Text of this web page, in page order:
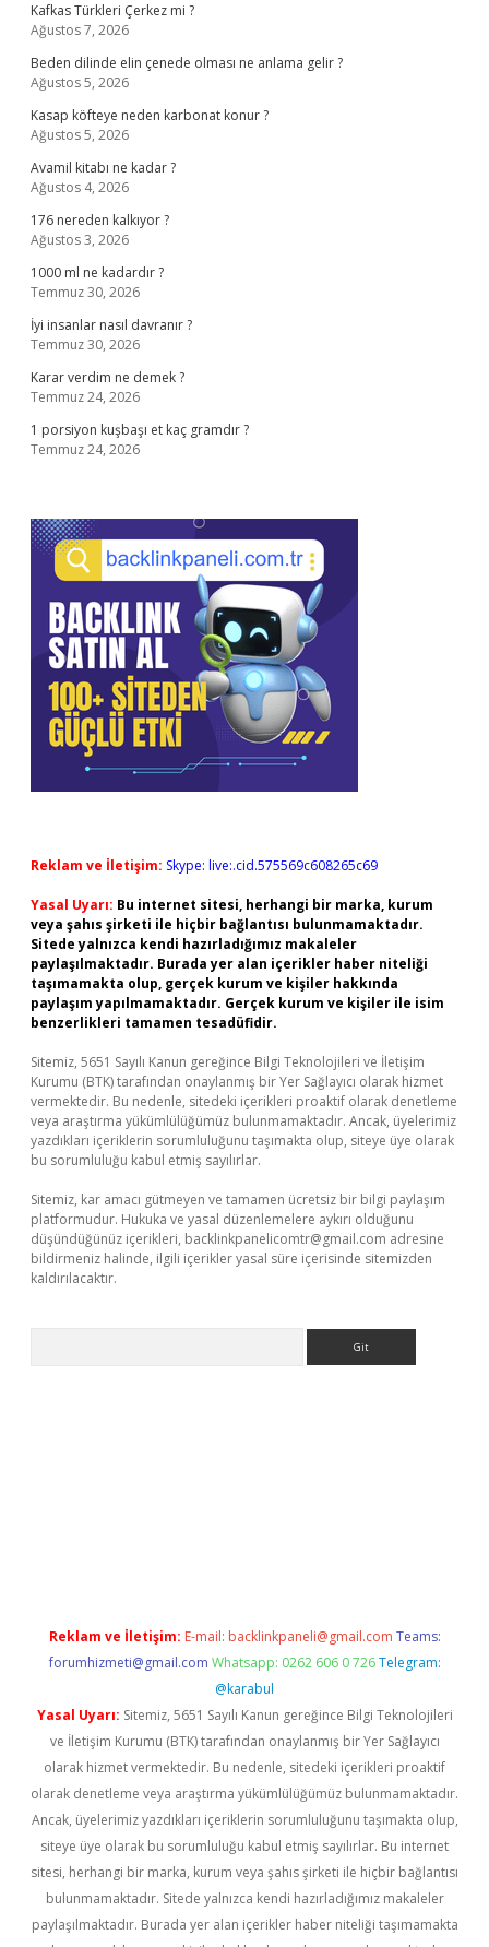
Kafkas Türkleri Çerkez mi ?
Ağustos 7, 2026
Beden dilinde elin çenede olması ne anlama gelir ?
Ağustos 5, 2026
Kasap köfteye neden karbonat konur ?
Ağustos 5, 2026
Avamil kitabı ne kadar ?
Ağustos 4, 2026
176 nereden kalkıyor ?
Ağustos 3, 2026
1000 ml ne kadardır ?
Temmuz 30, 2026
İyi insanlar nasıl davranır ?
Temmuz 30, 2026
Karar verdim ne demek ?
Temmuz 24, 2026
1 porsiyon kuşbaşı et kaç gramdır ?
Temmuz 24, 2026
Reklam ve İletişim: Skype: live:.cid.575569c608265c69
Yasal Uyarı: Bu internet sitesi, herhangi bir marka, kurum
veya şahıs şirketi ile hiçbir bağlantısı bulunmamaktadır.
Sitede yalnızca kendi hazırladığımız makaleler
paylaşılmaktadır. Burada yer alan içerikler haber niteliği
taşımamakta olup, gerçek kurum ve kişiler hakkında
paylaşım yapılmamaktadır. Gerçek kurum ve kişiler ile isim
benzerlikleri tamamen tesadüfidir.
Sitemiz, 5651 Sayılı Kanun gereğince Bilgi Teknolojileri ve İletişim
Kurumu (BTK) tarafından onaylanmış bir Yer Sağlayıcı olarak hizmet
vermektedir. Bu nedenle, sitedeki içerikleri proaktif olarak denetleme
veya araştırma yükümlülüğümüz bulunmamaktadır. Ancak, üyelerimiz
yazdıkları içeriklerin sorumluluğunu taşımakta olup, siteye üye olarak
bu sorumluluğu kabul etmiş sayılırlar.
Sitemiz, kar amacı gütmeyen ve tamamen ücretsiz bir bilgi paylaşım
platformudur. Hukuka ve yasal düzenlemelere aykırı olduğunu
düşündüğünüz içerikleri, backlinkpanelicomtr@gmail.com adresine
bildirmeniz halinde, ilgili içerikler yasal süre içerisinde sitemizden
kaldırılacaktır.
Reklam ve İletişim: E-mail: backlinkpaneli@gmail.com Teams:
forumhizmeti@gmail.com Whatsapp: 0262 606 0 726 Telegram:
@karabul
Yasal Uyarı: Sitemiz, 5651 Sayılı Kanun gereğince Bilgi Teknolojileri
ve İletişim Kurumu (BTK) tarafından onaylanmış bir Yer Sağlayıcı
olarak hizmet vermektedir. Bu nedenle, sitedeki içerikleri proaktif
olarak denetleme veya araştırma yükümlülüğümüz bulunmamaktadır.
Ancak, üyelerimiz yazdıkları içeriklerin sorumluluğunu taşımakta olup,
siteye üye olarak bu sorumluluğu kabul etmiş sayılırlar. Bu internet
sitesi, herhangi bir marka, kurum veya şahıs şirketi ile hiçbir bağlantısı
bulunmamaktadır. Sitede yalnızca kendi hazırladığımız makaleler
paylaşılmaktadır. Burada yer alan içerikler haber niteliği taşımamakta